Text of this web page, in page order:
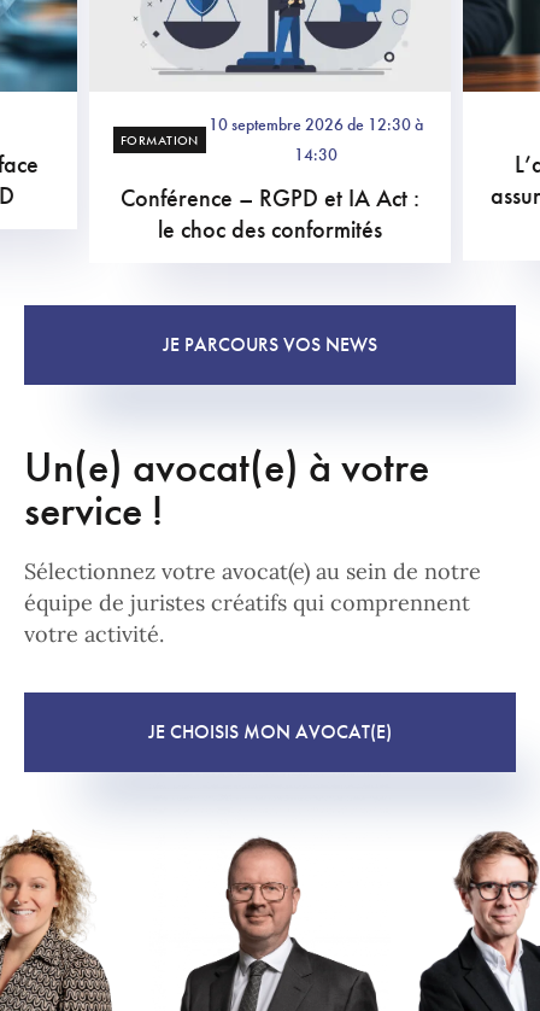
FORMATION
10 septembre 2026 de 12:30 à
14:30
Conférence – RGPD et IA Act :
le choc des conformités
JE PARCOURS VOS NEWS
Un(e) avocat(e) à votre
service !
Sélectionnez votre avocat(e) au sein de notre
équipe de juristes créatifs qui comprennent
votre activité.
JE CHOISIS MON AVOCAT(E)